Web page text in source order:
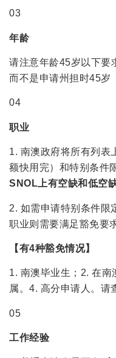
03
年龄
请注意年龄45岁以下要
而不是申请州担时45岁
04
职业
1. 南澳政府将所有列表
额快用完）和特别条件
SNOL上有空缺和低空
2. 如需申请特别条件限
职业则需要满足豁免要
【有4种豁免情况】
1. 南澳毕业生；2. 在
属。4. 高分申请人。请
05
工作经验